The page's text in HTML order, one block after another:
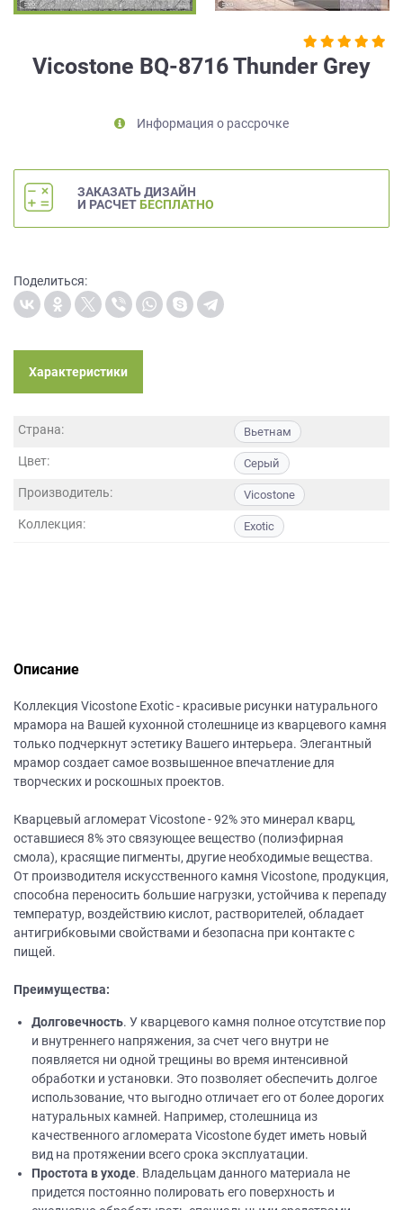
Vicostone BQ-8716 Thunder Grey
Информация о рассрочке
ЗАКАЗАТЬ ДИЗАЙН
И РАСЧЕТ БЕСПЛАТНО
Поделиться:
Характеристики
Страна: Вьетнам
Цвет: Серый
Производитель: Vicostone
Коллекция: Exotic
Описание
Коллекция Vicostone Exotic - красивые рисунки натурального
мрамора на Вашей кухонной столешнице из кварцевого камня
только подчеркнут эстетику Вашего интерьера. Элегантный
мрамор создает самое возвышенное впечатление для
творческих и роскошных проектов.
Кварцевый агломерат Vicostone - 92% это минерал кварц,
оставшиеся 8% это связующее вещество (полиэфирная
смола), красящие пигменты, другие необходимые вещества.
От производителя искусственного камня Vicostone, продукция,
способна переносить большие нагрузки, устойчива к перепаду
температур, воздействию кислот, растворителей, обладает
антигрибковыми свойствами и безопасна при контакте с
пищей.
Преимущества:
Долговечность. У кварцевого камня полное отсутствие пор
и внутреннего напряжения, за счет чего внутри не
появляется ни одной трещины во время интенсивной
обработки и установки. Это позволяет обеспечить долгое
использование, что выгодно отличает его от более дорогих
натуральных камней. Например, столешница из
качественного агломерата Vicostone будет иметь новый
вид на протяжении всего срока эксплуатации.
Простота в уходе. Владельцам данного материала не
придется постоянно полировать его поверхность и
на
данных,
персональных
данных
порядке
Политики
обработки
персональных